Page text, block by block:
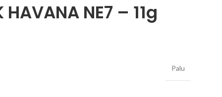
HAVANA NE7 – 11g
Palu